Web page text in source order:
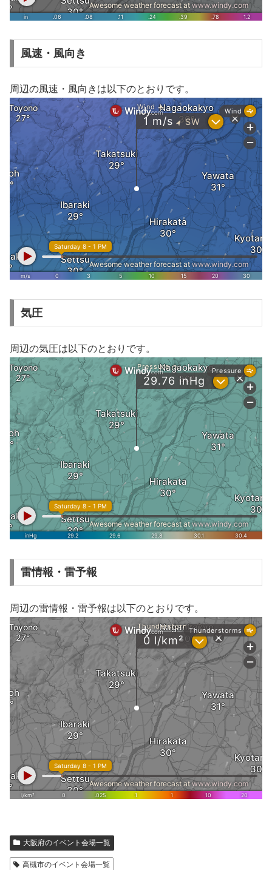
風速・風向き
周辺の風速・風向きは以下のとおりです。
気圧
周辺の気圧は以下のとおりです。
雷情報・雷予報
周辺の雷情報・雷予報は以下のとおりです。
大阪府のイベント会場一覧
高槻市のイベント会場一覧